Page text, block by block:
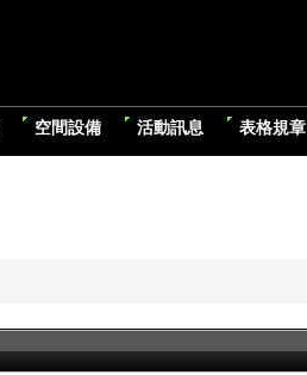
空間設備 活動訊息 表格規章